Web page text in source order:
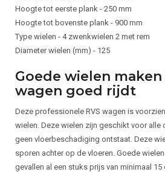
Hoogte tot eerste plank - 250 mm
Hoogte tot bovenste plank - 900 mm
Type wielen - 4 zwenkwielen 2 met rem
Diameter wielen (mm) - 125
Goede wielen
wagen goed rijdt
Deze professionele RVS wagen is
wielen. Deze wielen zijn geschikt voor alle
geen vloerbeschadiging ontstaat. Deze
sporen achter op de vloeren. Goede
gevallen al een stuks prijs van minimaal